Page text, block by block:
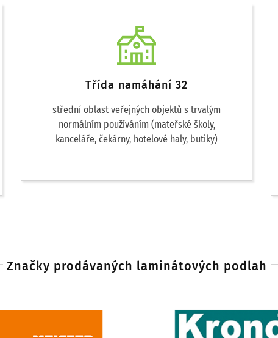
Třída namáhání 32
střední oblast veřejných objektů s trvalým
normálním používáním (mateřské školy,
kanceláře, čekárny, hotelové haly, butiky)
Značky prodávaných laminátových podlah